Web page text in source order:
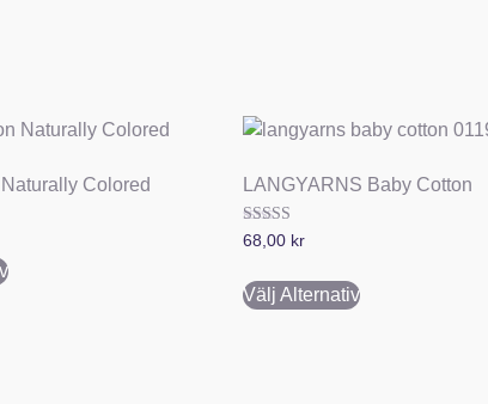
Colored LANGYARNS Baby Cotton
Betygsatt
4.50
68,00 kr
Välj Alternativ